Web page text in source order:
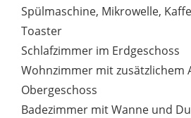
Spülmaschine, Mikrowelle,
Toaster
Schlafzimmer im Erdgeschoss
Wohnzimmer mit zusätzlichem
Obergeschoss
Badezimmer mit Wanne und